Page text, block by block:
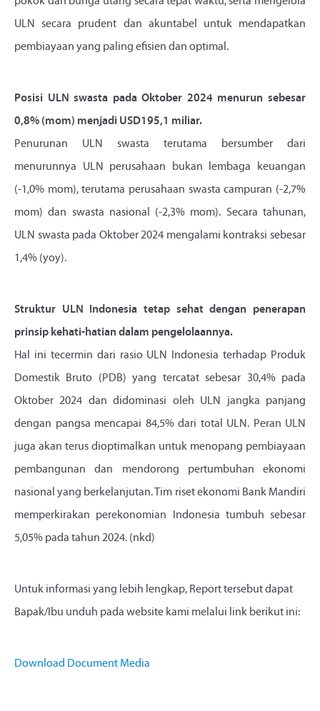
ULN secara prudent dan akuntabel untuk mendapatkan
pembiayaan yang paling efisien dan optimal.
Posisi ULN swasta pada Oktober 2024 menurun sebesar
0,8% (mom) menjadi USD195,1 miliar.
Penurunan ULN swasta terutama bersumber dari
menurunnya ULN perusahaan bukan lembaga keuangan
(-1,0% mom), terutama perusahaan swasta campuran (-2,7%
mom) dan swasta nasional (-2,3% mom). Secara tahunan,
ULN swasta pada Oktober 2024 mengalami kontraksi sebesar
1,4% (yoy).
Struktur ULN Indonesia tetap sehat dengan penerapan
prinsip kehati-hatian dalam pengelolaannya.
Hal ini tecermin dari rasio ULN Indonesia terhadap Produk
Domestik Bruto (PDB) yang tercatat sebesar 30,4% pada
Oktober 2024 dan didominasi oleh ULN jangka panjang
dengan pangsa mencapai 84,5% dari total ULN. Peran ULN
juga akan terus dioptimalkan untuk menopang pembiayaan
pembangunan dan mendorong pertumbuhan ekonomi
nasional yang berkelanjutan. Tim riset ekonomi Bank Mandiri
memperkirakan perekonomian Indonesia tumbuh sebesar
5,05% pada tahun 2024. (nkd)
Untuk informasi yang lebih lengkap, Report tersebut dapat
Bapak/Ibu unduh pada website kami melalui link berikut ini:
Download Document Media